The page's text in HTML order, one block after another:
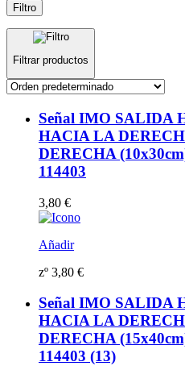
Filtro
Filtrar productos
Señal IMO SALIDA
HACIA LA
DERECHA
114403
3,80 €
Añadir
zº 3,80 €
Señal IMO SALIDA
HACIA LA
DERECHA
114403 (13)